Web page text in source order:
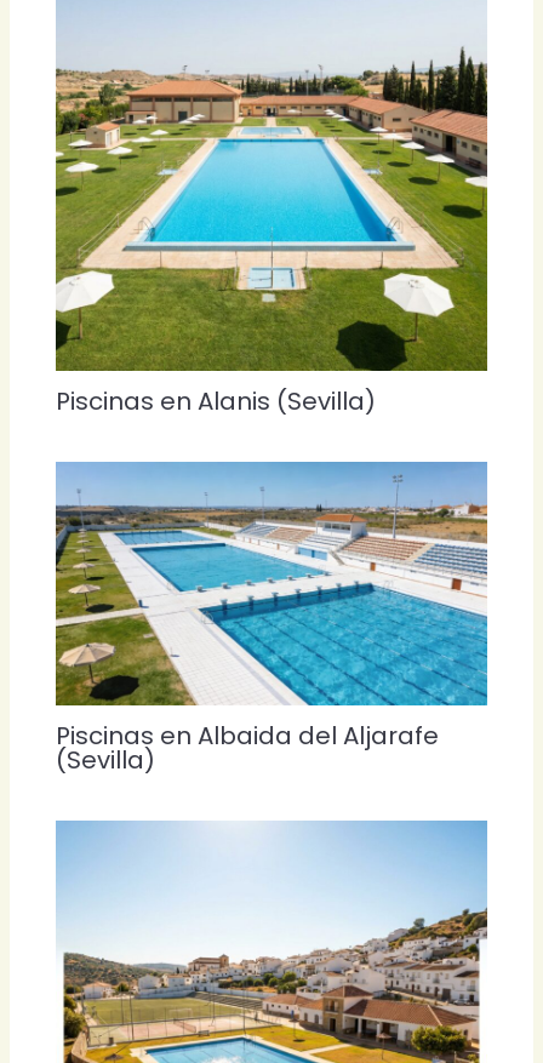
Piscinas en Alanis (Sevilla)
Piscinas en Albaida del Aljarafe
(Sevilla)